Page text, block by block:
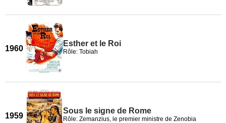
1960
Esther et le Roi
Rôle: Tobiah
1959
Sous le signe de Rome
Rôle: Zemanzius, le premier ministre de Zenobia